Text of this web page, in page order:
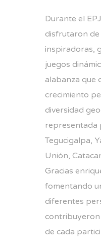
Durante el
disfrutaron
inspiradoras,
juegos
alabanza que
crecimiento
diversidad
representada
Tegucigalpa,
Unión,
Gracias
fomentando
diferentes
de cada